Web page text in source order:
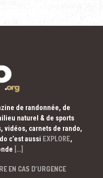
de randonnée, de
naturel & de sports
vidéos, carnets de rando,
c’est aussi EXPLORE,
[…]
EN CAS D’URGENCE